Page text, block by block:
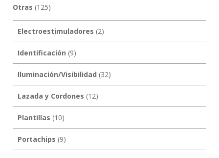
Otras (125)
Electroestimuladores (2)
Identificación (9)
Iluminación/Visibilidad (32)
Lazada y Cordones (12)
Plantillas (10)
Portachips (9)